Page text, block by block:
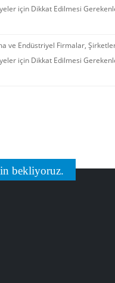
için Dikkat Edilmesi
ve Endüstriyel Firmalar,
için Dikkat Edilmesi
bekliyoruz.